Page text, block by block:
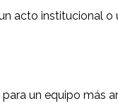
acto institucional
un equipo